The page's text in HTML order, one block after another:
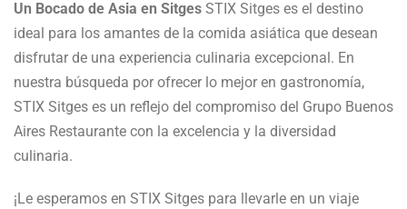
Un Bocado de Asia en Sitges STIX Sitges es el destino
ideal para los amantes de la comida asiática que desean
disfrutar de una experiencia culinaria excepcional. En
nuestra búsqueda por ofrecer lo mejor en gastronomía,
STIX Sitges es un reflejo del compromiso del Grupo Buenos
Aires Restaurante con la excelencia y la diversidad
culinaria.
¡Le esperamos en STIX Sitges para llevarle en un viaje